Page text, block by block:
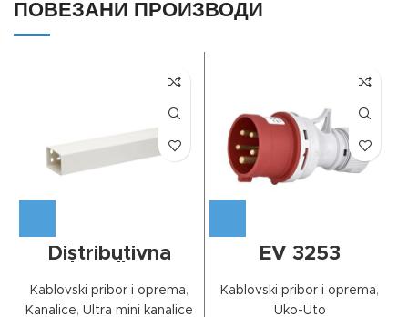
ПОВЕЗАНИ ПРОИЗВОДИ
Distributivna
40x40x2000mm
Kablovski pribor i oprema,
Kanalice, Ultra mini kanalice
EV 3253
Kablovski pribor i oprema,
Uko-Uto